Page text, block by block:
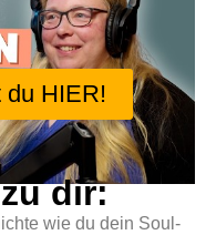
du HIER!
dir:
wie du dein Soul-